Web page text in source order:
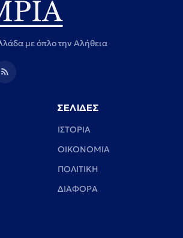
με όπλο την Αλήθεια
ΣΕΛΙΔΕΣ
ΙΣΤΟΡΙΑ
ΟΙΚΟΝΟΜΙΑ
ΠΟΛΙΤΙΚΗ
ΔΙΑΦΟΡΑ